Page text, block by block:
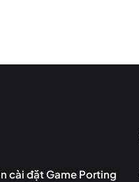
cài đặt Game Porting